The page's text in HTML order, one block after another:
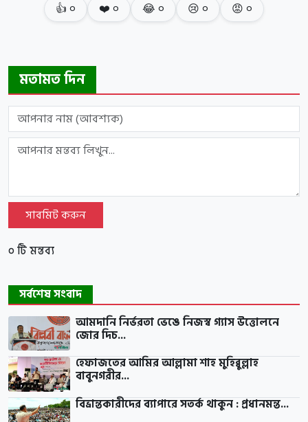
👍০ ❤️০ 😂০ 😢০ 😡০
মতামত দিন
সাবমিট করুন
০ টি মন্তব্য
সর্বশেষ সংবাদ
আমদানি নির্ভরতা ভেঙে নিজস্ব গ্যাস উত্তোলনে
জোর দিচ...
হেফাজতের আমির আল্লামা শাহ মুহিব্বুল্লাহ
বাবুনগরীর...
বিভ্রান্তকারীদের ব্যাপারে সতর্ক থাকুন : প্রধানমন্ত...